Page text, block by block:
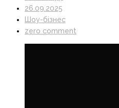
26.09.2025
Шоу-бізнес
zero comment